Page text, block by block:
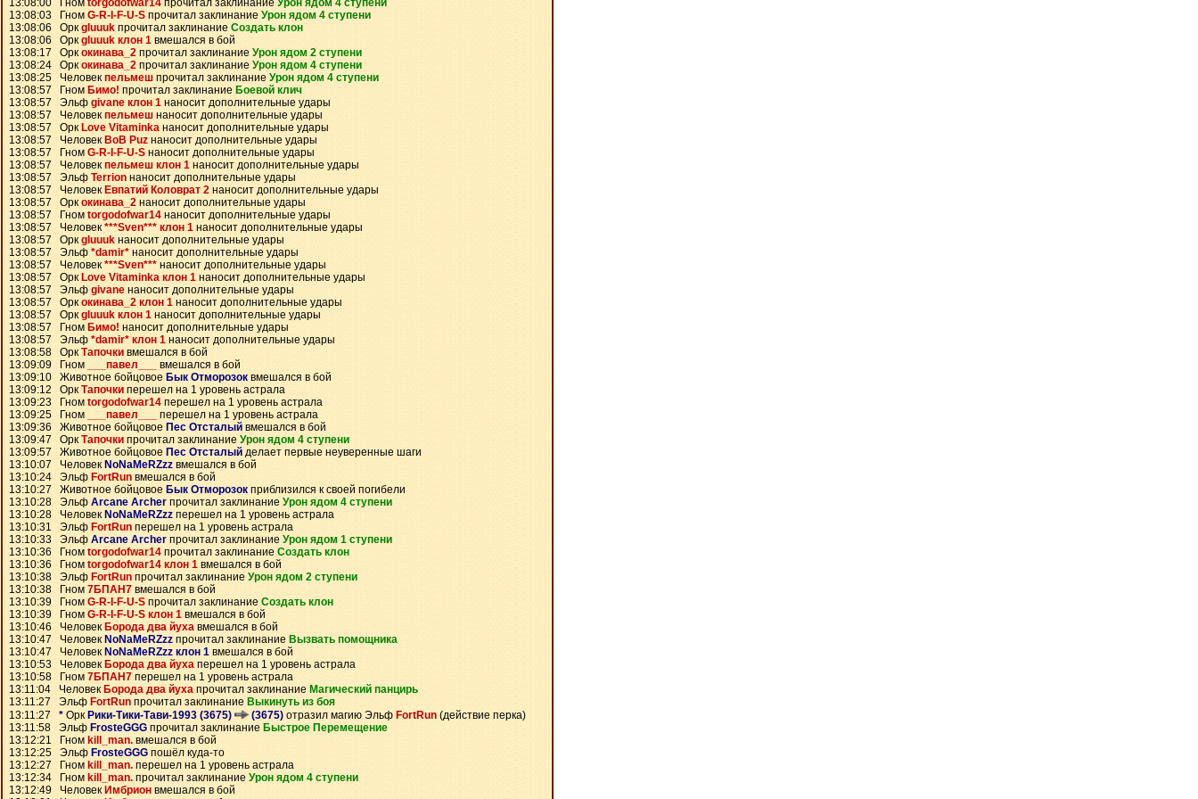
13:08:00 Гном torgodofwar14 прочитал заклинание Урон ядом 4 ступени
13:08:03 Гном G-R-I-F-U-S прочитал заклинание Урон ядом 4 ступени
13:08:06 Оркgluuuk прочитал заклинание Создать клон
13:08:06 Оркgluuuk клон 1 вмешался в бой
13:08:17 Оркокинава_2 прочитал заклинание Урон ядом 2 ступени
13:08:24 Оркокинава_2 прочитал заклинание Урон ядом 4 ступени
13:08:25 Человекпельмеш прочитал заклинание Урон ядом 4 ступени
13:08:57 Гном Бимо! прочитал заклинание Боевой клич
13:08:57 Эльф givane клон 1 наносит дополнительные удары
13:08:57 Человекпельмеш наносит дополнительные удары
13:08:57 Орк Love Vitaminka наносит дополнительные удары
13:08:57 Человек BoB Puz наносит дополнительные удары
13:08:57 Гном G-R-I-F-U-S наносит дополнительные удары
13:08:57 Человекпельмеш клон 1 наносит дополнительные удары
13:08:57 Эльф Terrion наносит дополнительные удары
13:08:57 Человек Евпатий Коловрат 2 наносит дополнительные удары
13:08:57 Оркокинава_2 наносит дополнительные удары
13:08:57 Гном torgodofwar14 наносит дополнительные удары
13:08:57 Человек***Sven*** клон 1 наносит дополнительные удары
13:08:57 Оркgluuuk наносит дополнительные удары
13:08:57 Эльф *damir* наносит дополнительные удары
13:08:57 Человек***Sven*** наносит дополнительные удары
13:08:57 Орк Love Vitaminka клон 1 наносит дополнительные удары
13:08:57 Эльф givane наносит дополнительные удары
13:08:57 Оркокинава_2 клон 1 наносит дополнительные удары
13:08:57 Оркgluuuk клон 1 наносит дополнительные удары
13:08:57 Гном Бимо! наносит дополнительные удары
13:08:57 Эльф *damir* клон 1 наносит дополнительные удары
13:08:58 ОркТапочки вмешался в бой
13:09:09 Гном
___павел___
вмешался в бой
13:09:10 Животное бойцовое Бык Отморозок вмешался в бой
13:09:12 ОркТапочки перешел на 1 уровень астрала
13:09:23 Гном torgodofwar14 перешел на 1 уровень астрала
13:09:25 Гном
___павел___
перешел на 1 уровень астрала
13:09:36 Животное бойцовое Пес Отсталый вмешался в бой
13:09:47 ОркТапочки прочитал заклинание Урон ядом 4 ступени
13:09:57 Животное бойцовое Пес Отсталый делает первые неуверенные шаги
13:10:07 Человек NoNaMeRZzz вмешался в бой
13:10:24 Эльф FortRun вмешался в бой
13:10:27 Животное бойцовое Бык Отморозок приблизился к своей погибели
13:10:28 Эльф Arcane Archer прочитал заклинание Урон ядом 4 ступени
13:10:28 Человек NoNaMeRZzz перешел на 1 уровень астрала
13:10:31 Эльф FortRun перешел на 1 уровень астрала
13:10:33 Эльф Arcane Archer прочитал заклинание Урон ядом 1 ступени
13:10:36 Гном torgodofwar14 прочитал заклинание Создать клон
13:10:36 Гном torgodofwar14 клон 1 вмешался в бой
13:10:38 Эльф FortRun прочитал заклинание Урон ядом 2 ступени
13:10:38 Гном 7БПАН7 вмешался в бой
13:10:39 Гном G-R-I-F-U-S прочитал заклинание Создать клон
13:10:39 Гном G-R-I-F-U-S клон 1 вмешался в бой
13:10:46 Человек Борода два йуха вмешался в бой
13:10:47 Человек NoNaMeRZzz прочитал заклинание Вызвать помощника
13:10:47 Человек NoNaMeRZzz клон 1 вмешался в бой
13:10:53 Человек Борода два йуха перешел на 1 уровень астрала
13:10:58 Гном 7БПАН7 перешел на 1 уровень астрала
13:11:04 Человек Борода два йуха прочитал заклинание Магический панцирь
13:11:27 Эльф FortRun прочитал заклинание Выкинуть из боя
13:11:27 * Орк Рики-Тики-Тави-1993 (3675) (3675) отразил магию Эльф FortRun (действие перка)
13:11:58 Эльф FrosteGGG прочитал заклинание Быстрое Перемещение
13:12:21 Гном kill_man. вмешался в бой
13:12:25 Эльф FrosteGGG пошёл куда-то
13:12:27 Гном kill_man. перешел на 1 уровень астрала
13:12:34 Гном kill_man. прочитал заклинание Урон ядом 4 ступени
13:12:49 Человек Имбрион вмешался в бой